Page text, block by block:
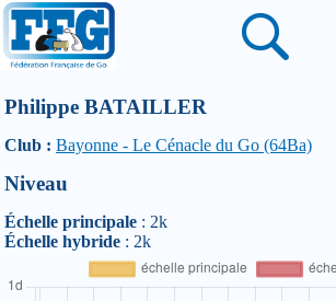
Philippe BATAILLER
Club : Bayonne - Le Cénacle du Go (64Ba)
Niveau
Échelle principale : 2k
Échelle hybride : 2k